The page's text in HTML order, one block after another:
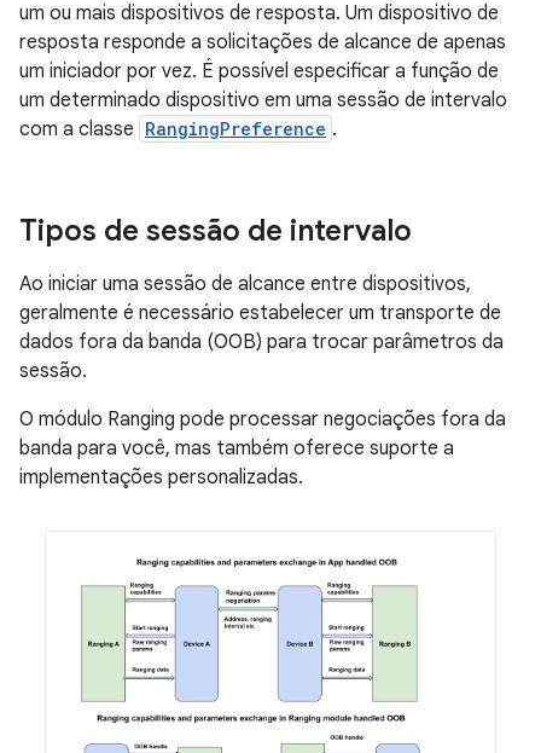
um ou mais dispositivos de resposta. Um dispositivo de
resposta responde a solicitações de alcance de apenas
um iniciador por vez. É possível especificar a função de
um determinado dispositivo em uma sessão de intervalo
com a classe RangingPreference .
Tipos de sessão de intervalo
Ao iniciar uma sessão de alcance entre dispositivos,
geralmente é necessário estabelecer um transporte de
dados fora da banda (OOB) para trocar parâmetros da
sessão.
O módulo Ranging pode processar negociações fora da
banda para você, mas também oferece suporte a
implementações personalizadas.